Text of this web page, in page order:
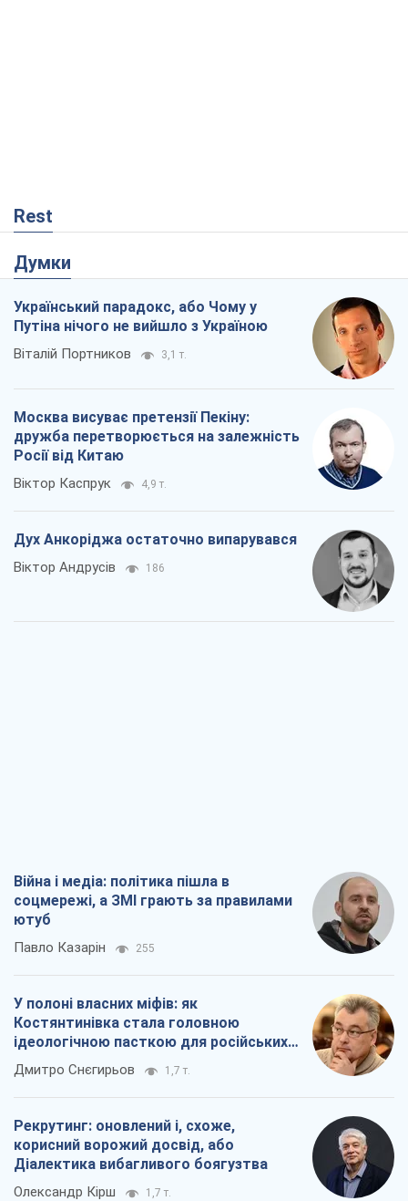
Rest
Думки
Український парадокс, або Чому у
Путіна нічого не вийшло з Україною
Віталій Портников 3,1 т.
Москва висуває претензії Пекіну:
дружба перетворюється на залежність
Росії від Китаю
Віктор Каспрук 4,9 т.
Дух Анкоріджа остаточно випарувався
Віктор Андрусів 186
Війна і медіа: політика пішла в
соцмережі, а ЗМІ грають за правилами
ютуб
Павло Казарін 255
У полоні власних міфів: як
Костянтинівка стала головною
ідеологічною пасткою для російських
окупантів
Дмитро Снєгирьов 1,7 т.
Рекрутинг: оновлений і, схоже,
корисний ворожий досвід, або
Діалектика вибагливого боягузтва
Олександр Кірш 1,7 т.